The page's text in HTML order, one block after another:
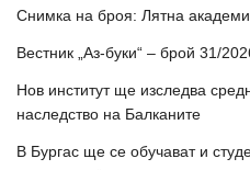
Снимка на броя: Лятна
Вестник „Аз-буки“ – брой 31/
Нов институт ще изследва
наследство на Балканите
В Бургас ще се обучават и